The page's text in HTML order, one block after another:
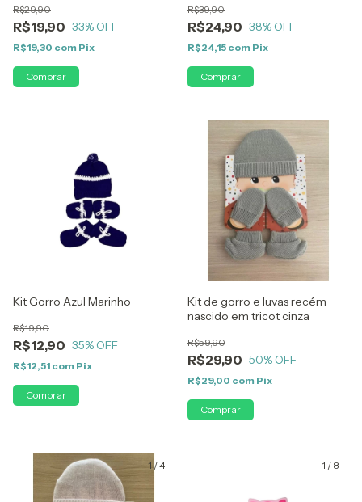
R$19,90
R$29,90
33% OFF
R$19,30 com Pix
R$24,90
R$39,90
38% OFF
R$24,15 com Pix
Kit Gorro Azul Marinho
R$12,90
R$19,90
35% OFF
R$12,51 com Pix
Kit de gorro e luvas recém
nascido em tricot cinza
R$29,90
R$59,90
50% OFF
R$29,00 com Pix
1 /4 1 / 8